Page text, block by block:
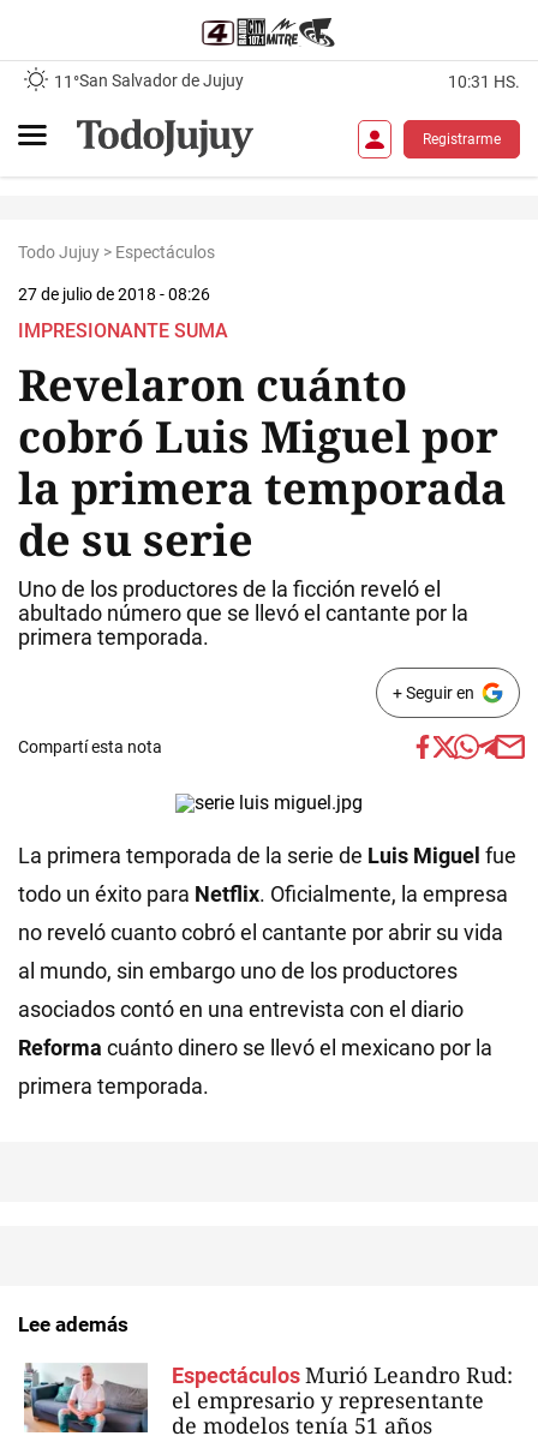
11°San Salvador de Jujuy 10:31 HS.
Registrarme
Todo Jujuy > Espectáculos
27 de julio de 2018 - 08:26
IMPRESIONANTE SUMA
Revelaron cuánto
cobró Luis Miguel por
la primera temporada
de su serie
Uno de los productores de la ficción reveló el
abultado número que se llevó el cantante por la
primera temporada.
+ Seguir en
Compartí esta nota
La primera temporada de la serie de Luis Miguel fue
todo un éxito para Netflix. Oficialmente, la empresa
no reveló cuanto cobró el cantante por abrir su vida
al mundo, sin embargo uno de los productores
asociados contó en una entrevista con el diario
Reforma cuánto dinero se llevó el mexicano por la
primera temporada.
Lee además
EspectáculosMurió Leandro Rud:
el empresario y representante
de modelos tenía 51 años